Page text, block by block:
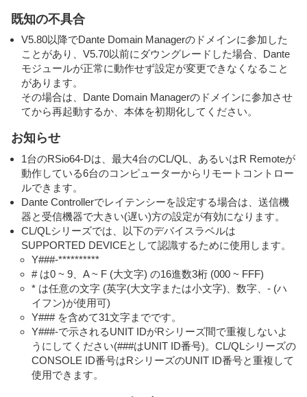
既知の不具合
V5.80以降でDante Domain Managerのドメインに参加した
ことがあり、V5.70以前にダウングレードした場合、Dante
モジュールが正常に動作せず設定が変更できなくなること
があります。
その場合は、Dante Domain Managerのドメインに参加させ
てから再起動するか、本体を初期化してください。
お知らせ
1台のRSio64-Dは、最大4台のCL/QL、あるいはR Remoteが
動作している6台のコンピューターからリモートコントロー
ルできます。
Dante Controllerでレイテンシーを設定する場合は、送信機
器と受信機器で大きい(遅い)方の設定が有効になります。
CL/QLシリーズでは、以下のデバイスラベルは
SUPPORTED DEVICEとして認識するために使用します。
Y###-**********
# は0 ~ 9、A ~ F (大文字) の16進数3桁 (000 ~ FFF)
* は任意の文字 (英字(大文字または小文字)、数字、- (ハ
イフン)が使用可)
Y### を含めて31文字までです。
Y###-で示されるUNIT IDがRシリーズ間で重複しないよ
うにしてください(###はUNIT ID番号)。CL/QLシリーズの
CONSOLE ID番号はRシリーズのUNIT ID番号と重複して
使用できます。